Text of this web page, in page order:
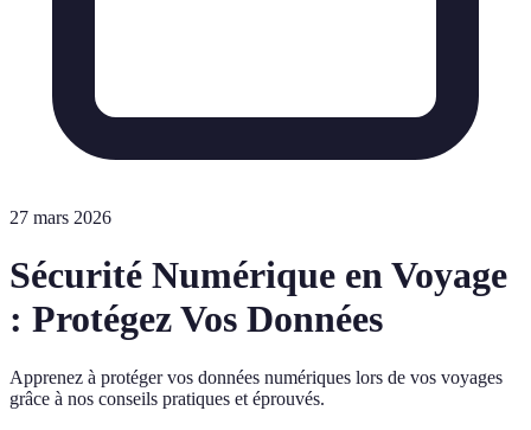
27 mars 2026
Sécurité Numérique en Voyage
: Protégez Vos Données
Apprenez à protéger vos données numériques lors de vos voyages
grâce à nos conseils pratiques et éprouvés.